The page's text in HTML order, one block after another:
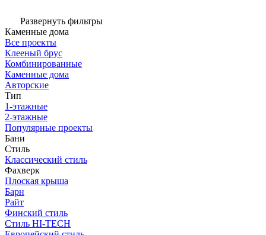
Развернуть фильтры
Каменные дома
Все проекты
Клееный брус
Комбинированные
Каменные дома
Авторские
Тип
1-этажные
2-этажные
Популярные проекты
Бани
Стиль
Классический стиль
Фахверк
Плоская крыша
Барн
Райт
Финский стиль
Стиль HI-TECH